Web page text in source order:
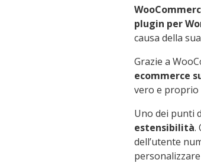
plugin per
causa della
Grazie a
ecommerce
vero e proprio
Uno dei punti
estensibilità.
dell’utente